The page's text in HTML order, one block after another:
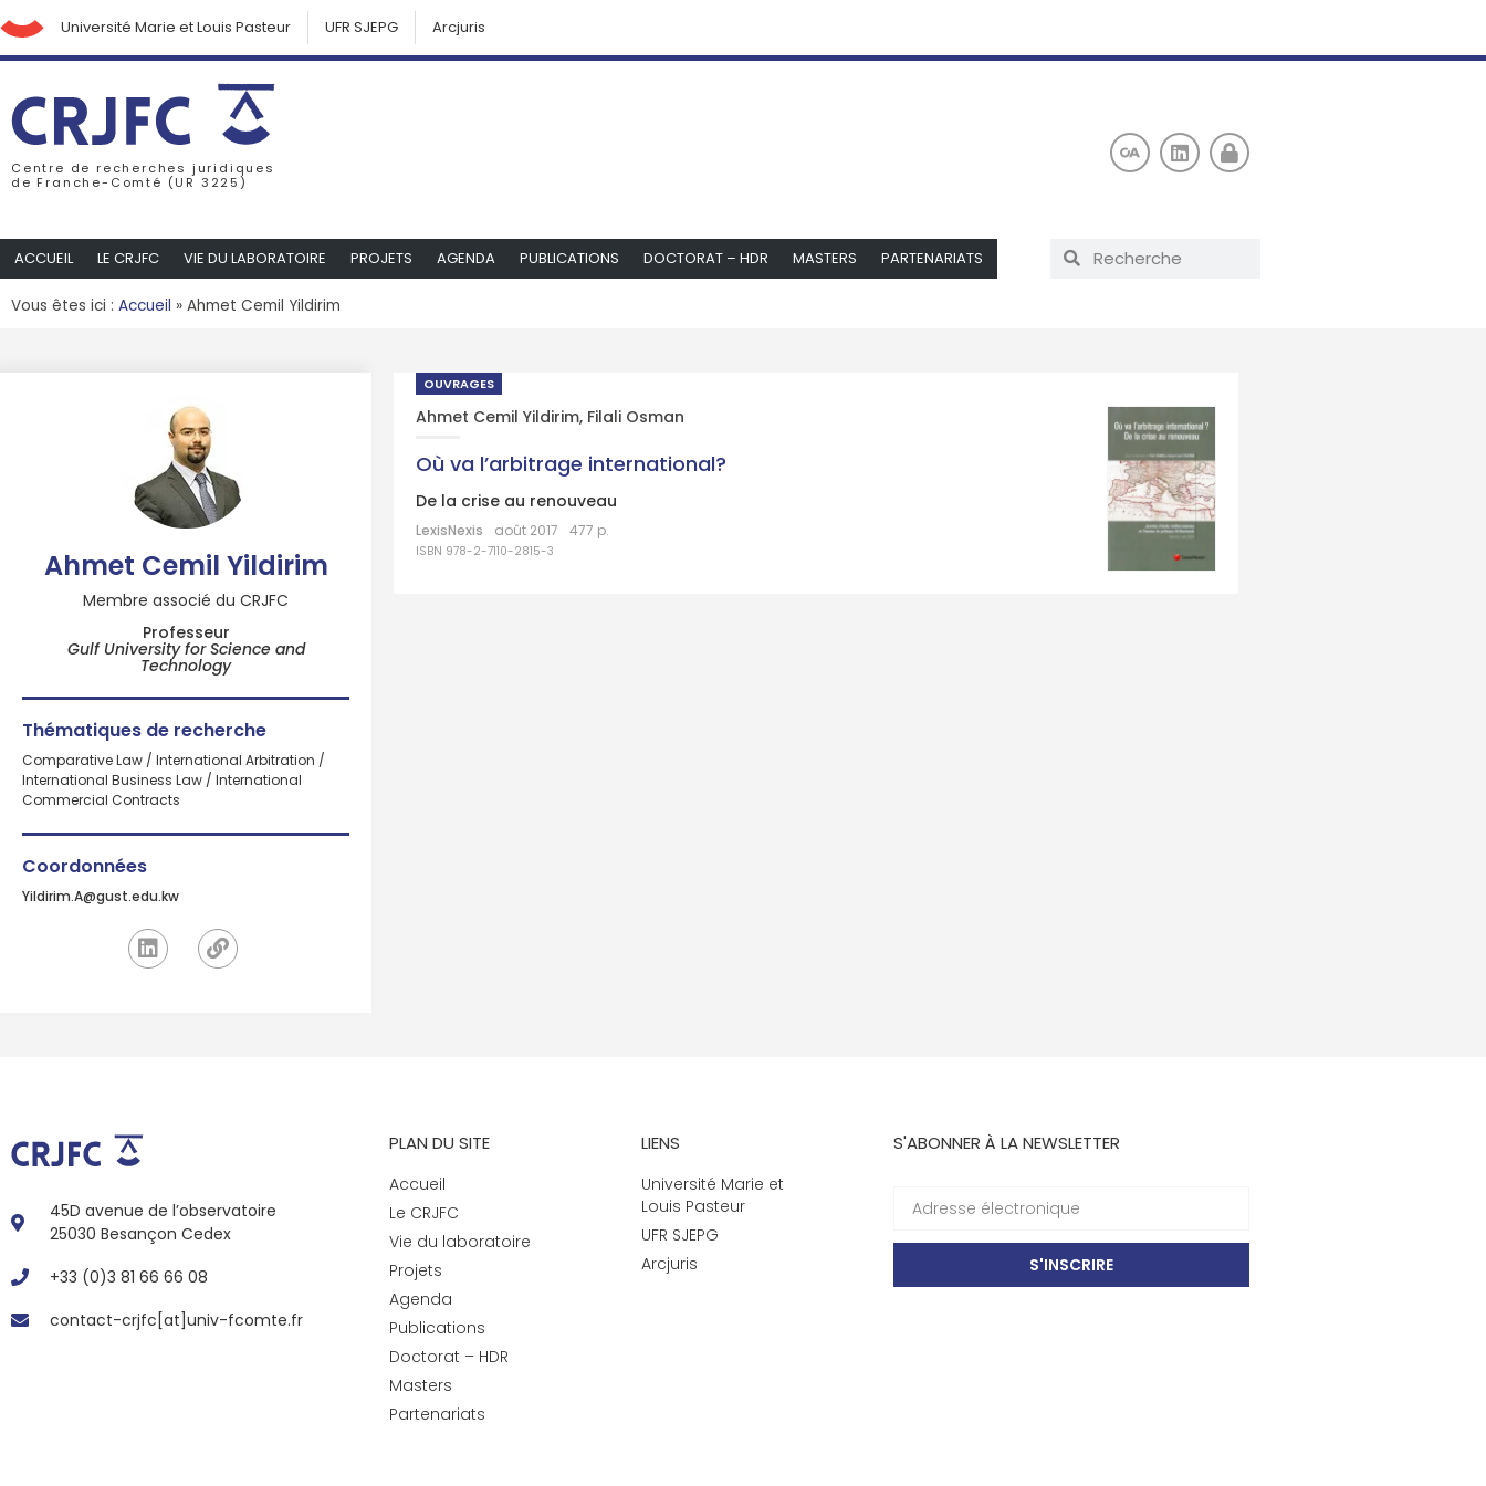
Université Marie et Louis Pasteur UFR SJEPG Arcjuris
Centre de recherches juridiques
de Franche-Comté (UR 3225)
ACCUEIL LE CRJFC VIE DU LABORATOIRE PROJETS AGENDA PUBLICATIONS DOCTORAT – HDR MASTERS PARTENARIATS
Vous êtes ici : Accueil » Ahmet Cemil Yildirim
Ahmet Cemil Yildirim
Membre associé du CRJFC
Professeur
Gulf University for Science and
Technology
Thématiques de recherche
Comparative Law / International Arbitration /
International Business Law / International
Commercial Contracts
Coordonnées
Yildirim.A@gust.edu.kw
OUVRAGES
Ahmet Cemil Yildirim, Filali Osman
Où va l’arbitrage international?
De la crise au renouveau
LexisNexis août 2017 477 p.
ISBN 978-2-7110-2815-3
45D avenue de l’observatoire
25030 Besançon Cedex
+33 (0)3 81 66 66 08
contact-crjfc[at]univ-fcomte.fr
PLAN DU SITE
Accueil
Le CRJFC
Vie du laboratoire
Projets
Agenda
Publications
Doctorat – HDR
Masters
Partenariats
LIENS
Université Marie et
Louis Pasteur
UFR SJEPG
Arcjuris
S'ABONNER À LA NEWSLETTER
S'INSCRIRE